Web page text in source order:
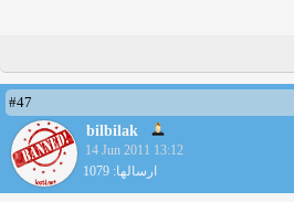
#47
bilbilak
14 Jun 2011 13:12
ارسالها: 1079